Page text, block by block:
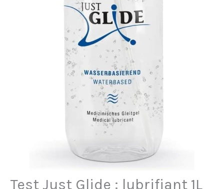
Test Just Glide : lubrifiant 1L